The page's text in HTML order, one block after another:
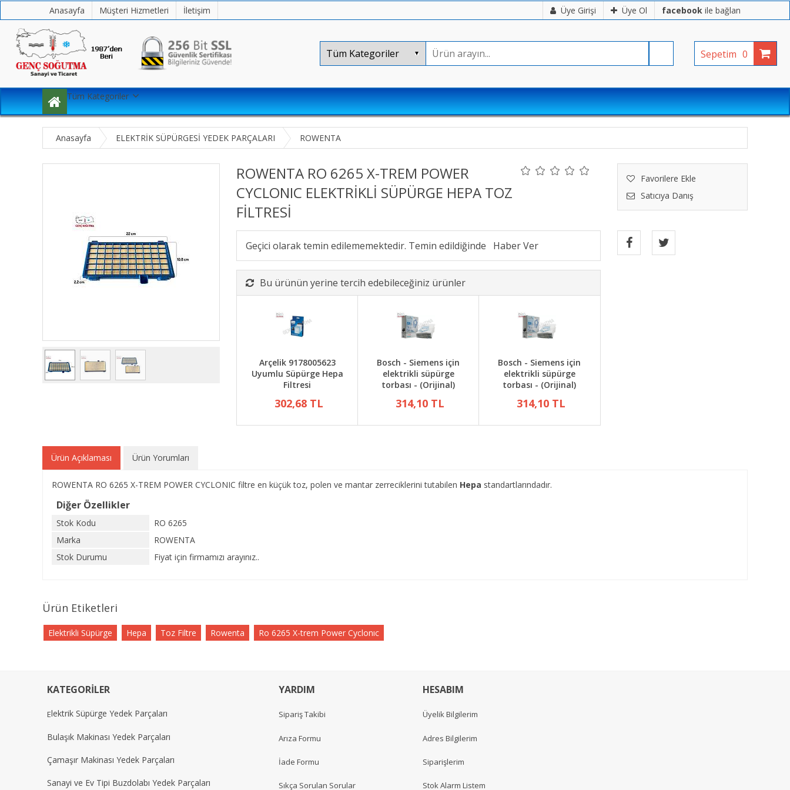
Anasayfa Müşteri Hizmetleri İletişim Üye Girişi Üye Ol facebook ile bağlan
Sepetim 0
Tüm Kategoriler
Anasayfa ELEKTRİK SÜPÜRGESİ YEDEK PARÇALARI ROWENTA
ROWENTA RO 6265 X-TREM POWER
CYCLONIC ELEKTRİKLİ SÜPÜRGE HEPA TOZ
FİLTRESİ
Favorilere Ekle
Satıcıya Danış
Geçici olarak temin edilememektedir. Temin edildiğinde
Bu ürünün yerine tercih edebileceğiniz ürünler
Arçelik 9178005623
Uyumlu Süpürge Hepa
Filtresi
302,68 TL
Bosch - Siemens için
elektrikli süpürge
torbası - (Orijinal)
314,10 TL
Bosch - Siemens için
elektrikli süpürge
torbası - (Orijinal)
314,10 TL
Ürün Açıklaması Ürün Yorumları
ROWENTA RO 6265 X-TREM POWER CYCLONIC filtre en küçük toz, polen ve mantar zerreciklerini tutabilen Hepa standartlarındadır.
Diğer Özellikler
Stok Kodu
RO 6265
Marka
ROWENTA
Stok Durumu
Fiyat için firmamızı arayınız..
Ürün Etiketleri
Elektrikli Süpürge Hepa Toz Filtre Rowenta Ro 6265 X-trem Power Cyclonıc
KATEGORİLER
Elektrik Süpürge Yedek Parçaları
Bulaşık Makinası Yedek Parçaları
Çamaşır Makinası Yedek Parçaları
Sanayi ve Ev Tipi Buzdolabı Yedek Parçaları
YARDIM
Sipariş Takibi
Arıza Formu
İade Formu
Sıkça Sorulan Sorular
HESABIM
Üyelik Bilgilerim
Adres Bilgilerim
Siparişlerim
Stok Alarm Listem